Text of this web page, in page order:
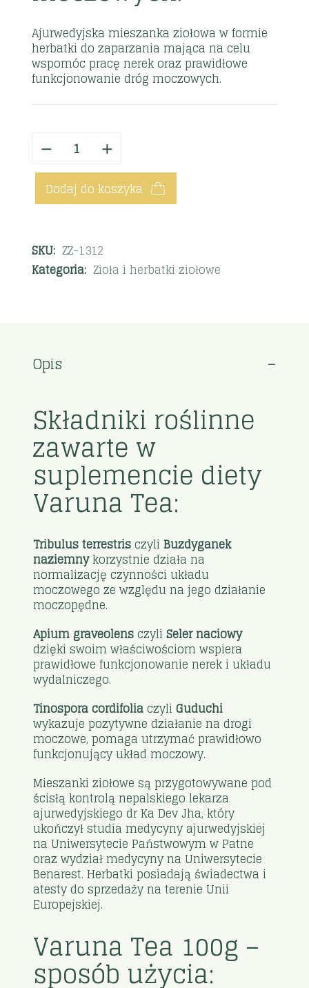
Ajurwedyjska mieszanka ziołowa w formie
herbatki do zaparzania mająca na celu
wspomóc pracę nerek oraz prawidłowe
funkcjonowanie dróg moczowych.
Dodaj do koszyka
SKU: ZZ-1312
Kategoria: Zioła i herbatki ziołowe
Opis
Składniki roślinne
zawarte w
suplemencie diety
Varuna Tea:
Tribulus terrestrisczyli Buzdyganek
naziemnykorzystnie działa na
normalizację czynności układu
moczowego ze względu na jego działanie
moczopędne.
Apium graveolensczyliSeler naciowy
dzięki swoim właściwościom wspiera
prawidłowe funkcjonowanie nerek i układu
wydalniczego.
Tinospora cordifoliaczyliGuduchi
wykazuje pozytywne działanie na drogi
moczowe, pomaga utrzymać prawidłowo
funkcjonujący układ moczowy.
Mieszanki ziołowe są przygotowywane pod
ścisłą kontrolą nepalskiego lekarza
ajurwedyjskiego dr Ka Dev Jha, który
ukończył studia medycyny ajurwedyjskiej
na Uniwersytecie Państwowym w Patne
oraz wydział medycyny na Uniwersytecie
Benarest. Herbatki posiadają świadectwa i
atesty do sprzedaży na terenie Unii
Europejskiej.
Varuna Tea 100g –
sposób użycia: